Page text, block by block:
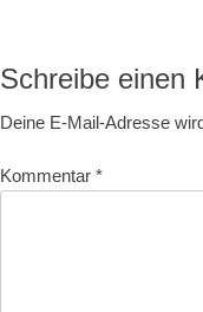
Schreibe einen
Deine E-Mail-Adresse
Kommentar *